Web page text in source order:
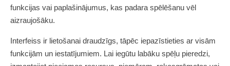
funkcijas vai paplašinājumus, kas padara spēlēšanu vēl
aizraujošāku.
Interfeiss ir lietošanai draudzīgs, tāpēc iepazīstieties ar visām
funkcijām un iestatījumiem. Lai iegūtu labāku spēļu pieredzi,